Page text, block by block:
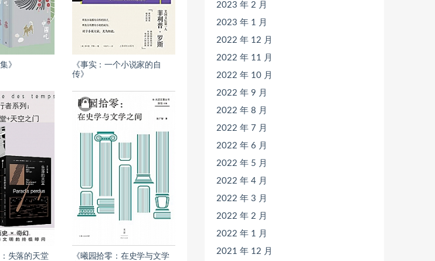
》
《事实：一个小说家的自
传》
失落的天堂
《曦园拾零：在史学与文学
2023 年 2 月
2023 年 1 月
2022 年 12 月
2022 年 11 月
2022 年 10 月
2022 年 9 月
2022 年 8 月
2022 年 7 月
2022 年 6 月
2022 年 5 月
2022 年 4 月
2022 年 3 月
2022 年 2 月
2022 年 1 月
2021 年 12 月